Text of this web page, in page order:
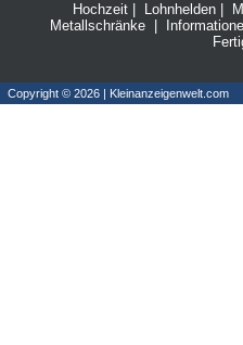
Hochzeit
Lohnhelden
Metallschränke
Copyright © 2026 | Kleinanzeigenwelt.com